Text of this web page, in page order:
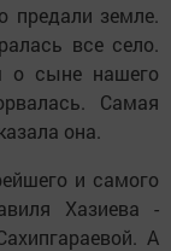
предали земле.
все село.
о сыне нашего
Самая
она.
и самого
Хазиева -
А